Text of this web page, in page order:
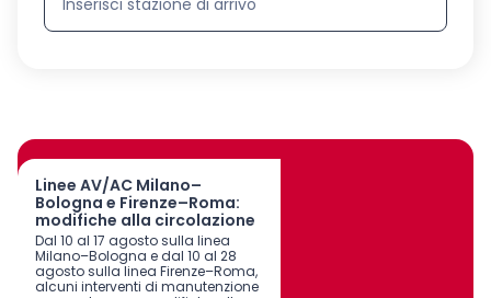
Linee AV/AC Milano–
Bologna e Firenze–Roma:
modifiche alla circolazione
Dal 10 al 17 agosto sulla linea
Milano–Bologna e dal 10 al 28
agosto sulla linea Firenze–Roma,
alcuni interventi di manutenzione